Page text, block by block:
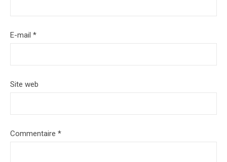
E-mail *
Site web
Commentaire *